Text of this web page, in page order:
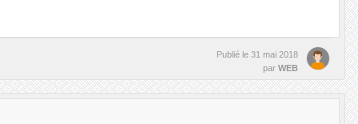
Publié le 31 mai 2018
par WEB